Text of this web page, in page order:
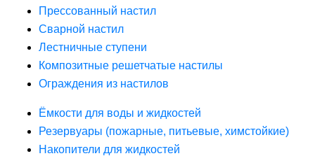
Прессованный настил
Сварной настил
Лестничные ступени
Композитные решетчатые настилы
Ограждения из настилов
Ёмкости для воды и жидкостей
Резервуары (пожарные, питьевые, химстойкие)
Накопители для жидкостей